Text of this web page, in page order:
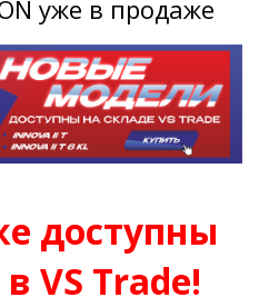
уже в продаже
доступны
VS Trade!